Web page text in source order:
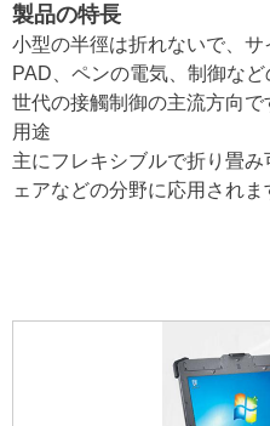
製品の特長
小型の半徑は折れないで、サ
PAD、ペンの電気、制御な
世代の接觸制御の主流方向です
用途
主にフレキシブルで折り畳み
ェアなどの分野に応用されま